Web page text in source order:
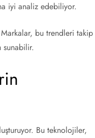
iyi analiz edebiliyor.
bu trendleri takip
Bu teknolojiler,